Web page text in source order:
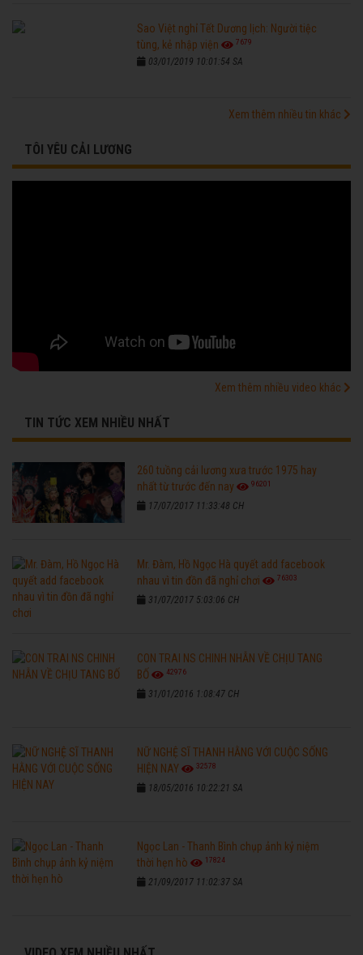
Sao Việt nghỉ Tết Dương lịch: Người tiệc
tùng, kẻ nhập viện
7679
03/01/2019 10:01:54 SA
Xem thêm nhiều tin khác
TÔI YÊU CẢI LƯƠNG
Xem thêm nhiều video khác
TIN TỨC XEM NHIỀU NHẤT
260 tuồng cải lương xưa trước 1975 hay
nhất từ trước đến nay
96201
17/07/2017 11:33:48 CH
Mr. Đàm, Hồ Ngọc Hà quyết add facebook
nhau vì tin đồn đã nghỉ chơi
76303
31/07/2017 5:03:06 CH
CON TRAI NS CHINH NHẪN VỀ CHỊU TANG
BỐ
42976
31/01/2016 1:08:47 CH
NỮ NGHỆ SĨ THANH HẰNG VỚI CUỘC SỐNG
HIỆN NAY
32578
18/05/2016 10:22:21 SA
Ngọc Lan - Thanh Bình chụp ảnh kỷ niệm
thời hẹn hò
17824
21/09/2017 11:02:37 SA